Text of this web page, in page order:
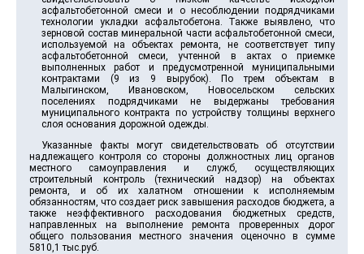
асфальтобетонной смеси и о несоблюдении подрядчиками
технологии укладки асфальтобетона. Также выявлено, что
зерновой состав минеральной части асфальтобетонной смеси,
используемой на объектах ремонта, не соответствует типу
асфальтобетонной смеси, учтенной в актах о приемке
выполненных работ и предусмотренной муниципальными
контрактами (9 из 9 вырубок). По трем объектам в
Малыгинском, Ивановском, Новосельском сельских
поселениях подрядчиками не выдержаны требования
муниципального контракта по устройству толщины верхнего
слоя основания дорожной одежды.
Указанные факты могут свидетельствовать об отсутствии
надлежащего контроля со стороны должностных лиц органов
местного самоуправления и служб, осуществляющих
строительный контроль (технический надзор) на объектах
ремонта, и об их халатном отношении к исполняемым
обязанностям, что создает риск завышения расходов бюджета, а
также неэффективного расходования бюджетных средств,
направленных на выполнение ремонта проверенных дорог
общего пользования местного значения оценочно в сумме
5810,1 тыс.руб.